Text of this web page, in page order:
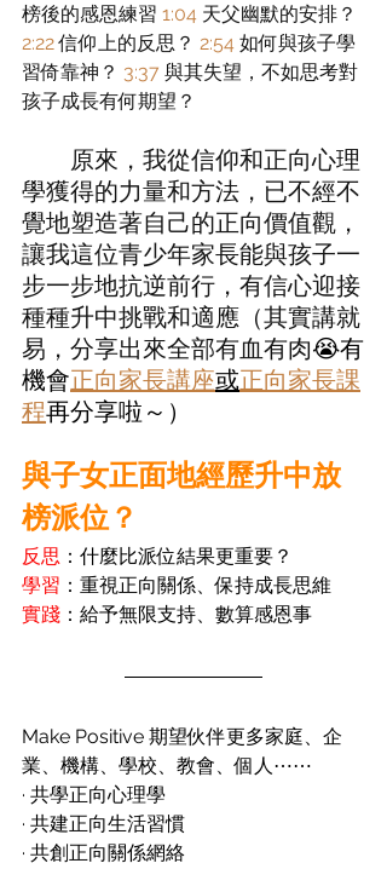
榜後的感恩練習 1:04 天父幽默的安排？
2:22 信仰上的反思？ 2:54 如何與孩子學
習倚靠神？ 3:37 與其失望，不如思考對
孩子成長有何期望？
學獲得的力量和方法，已不經不
覺地塑造著自己的正向價值觀，
讓我這位青少年家長能與孩子一
步一步地抗逆前行，有信心迎接
種種升中挑戰和適應（其實講就
易，分享出來全部有血有肉😭有
機會正向家長講座或正向家長課
程再分享啦～）
與子女正面地經歷升中放
榜派位？
反思 ：什麼比派位結果更重要？
學習 ：重視正向關係、保持成長思維
實踐 ：給予無限支持、數算感恩事
Make Positive 期望伙伴更多家庭、企
業、機構、學校、教會、個人⋯⋯
· 共學正向心理學
· 共建正向生活習慣
· 共創正向關係網絡